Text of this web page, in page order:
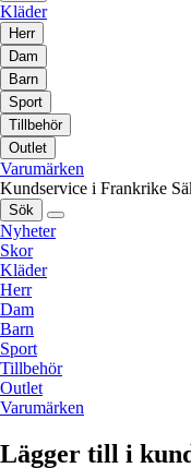
Kläder
Herr
Dam
Barn
Sport
Tillbehör
Outlet
Varumärken
Kundservice i Frankrike
Sök
Nyheter
Skor
Kläder
Herr
Dam
Barn
Sport
Tillbehör
Outlet
Varumärken
Lägger till i